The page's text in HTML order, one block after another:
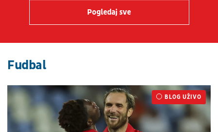
Pogledaj sve
Fudbal
UŽIVO
BLOG UŽIVO